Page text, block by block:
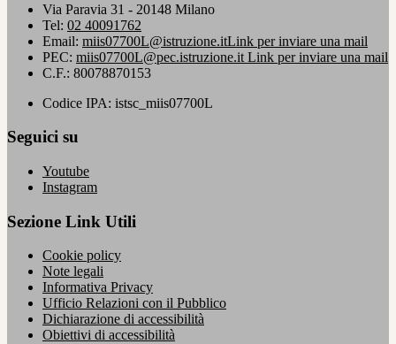
Via Paravia 31 - 20148 Milano
Tel: 02 40091762
Email: miis07700L@istruzione.itLink per inviare una mail
PEC: miis07700L@pec.istruzione.it Link per inviare una mail
C.F.: 80078870153
Codice IPA: istsc_miis07700L
Seguici su
Youtube
Instagram
Sezione Link Utili
Cookie policy
Note legali
Informativa Privacy
Ufficio Relazioni con il Pubblico
Dichiarazione di accessibilità
Obiettivi di accessibilità